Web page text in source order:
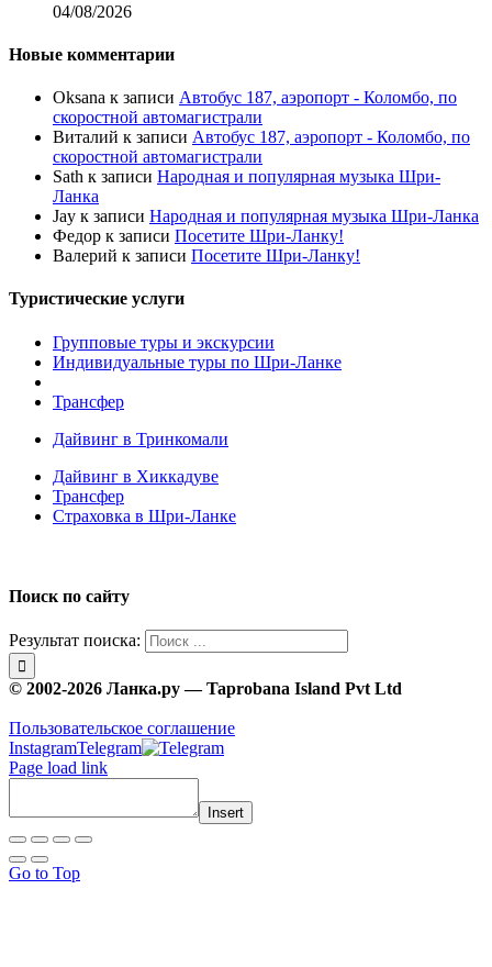
04/08/2026
Новые комментарии
Oksana к записи Автобус 187, аэропорт - Коломбо, по
скоростной автомагистрали
Виталий к записи Автобус 187, аэропорт - Коломбо, по
скоростной автомагистрали
Sath к записи Народная и популярная музыка Шри-
Ланка
Jay к записи Народная и популярная музыка Шри-Ланка
Федор к записи Посетите Шри-Ланку!
Валерий к записи Посетите Шри-Ланку!
Туристические услуги
Групповые туры и экскурсии
Индивидуальные туры по Шри-Ланке
Трансфер
Дайвинг в Тринкомали
Дайвинг в Хиккадуве
Трансфер
Страховка в Шри-Ланке
Поиск по сайту
Результат поиска:
© 2002-2026 Ланка.ру — Taprobana Island Pvt Ltd
Пользовательское соглашение
InstagramTelegram
Page load link
Insert
Go to Top